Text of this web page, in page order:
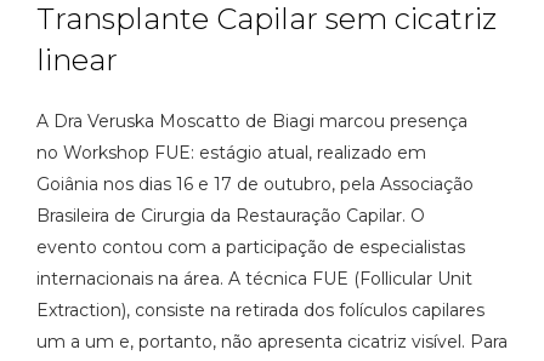
Transplante Capilar sem cicatriz
linear
A Dra Veruska Moscatto de Biagi marcou presença
no Workshop FUE: estágio atual, realizado em
Goiânia nos dias 16 e 17 de outubro, pela Associação
Brasileira de Cirurgia da Restauração Capilar. O
evento contou com a participação de especialistas
internacionais na área. A técnica FUE (Follicular Unit
Extraction), consiste na retirada dos folículos capilares
um a um e, portanto, não apresenta cicatriz visível. Para